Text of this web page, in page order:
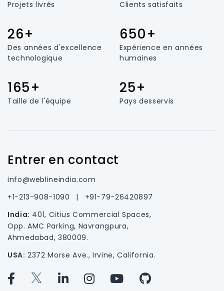
Projets livrés Clients satisfaits
26+
Des années d'excellence
technologique
650+
Expérience en années
humaines
165+
Taille de l'équipe
25+
Pays desservis
Entrer en contact
info@weblineindia.com
+1-213-908-1090
|
+91-79-26420897
India: 401, Citius Commercial Spaces,
Opp. AMC Parking, Navrangpura,
Ahmedabad, 380009.
USA: 2372 Morse Ave., Irvine, California.